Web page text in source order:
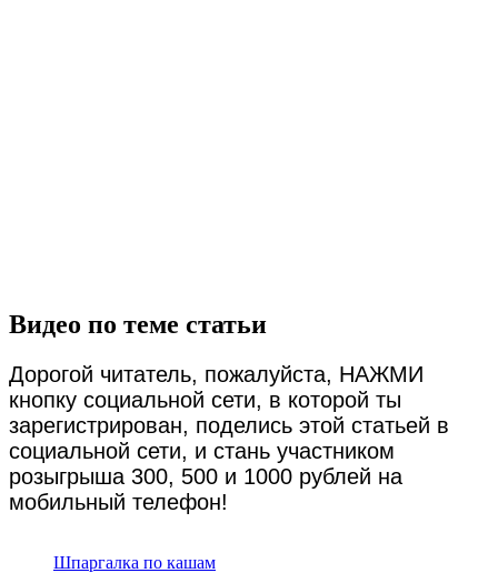
Видео по теме статьи
Дорогой читатель, пожалуйста, НАЖМИ
кнопку социальной сети, в которой ты
зарегистрирован, поделись этой статьей в
социальной сети, и стань участником
розыгрыша 300, 500 и 1000 рублей на
мобильный телефон!
Шпаргалка по кашам